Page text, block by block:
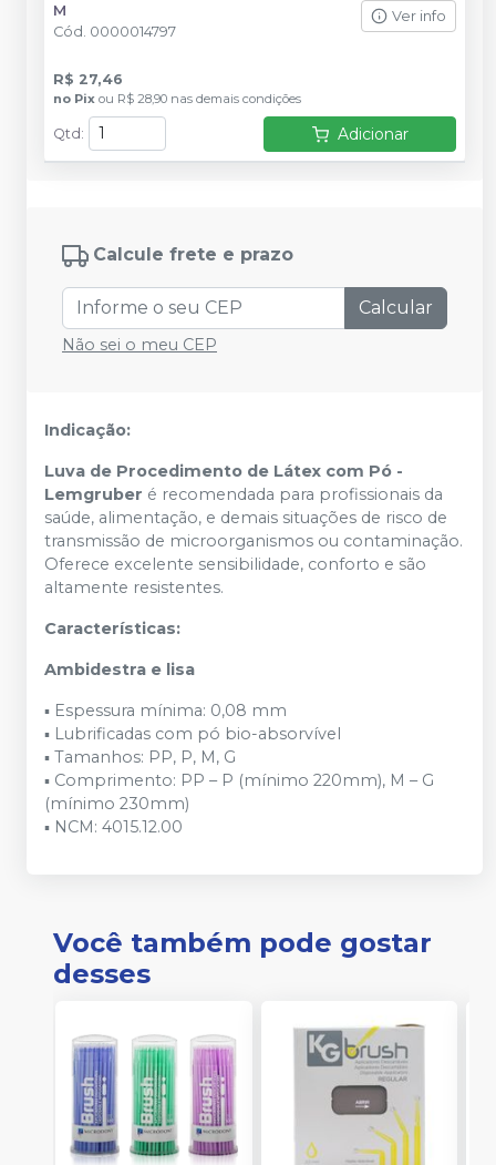
M
Cód. 0000014797
Ver info
R$ 27,46
no Pix ou R$ 28,90 nas demais condições
Qtd : Adicionar
Calcule frete e prazo
Calcular
Não sei o meu CEP
Indicação:
Luva de Procedimento de Látex com Pó -
Lemgruber é recomendada para profissionais da
saúde, alimentação, e demais situações de risco de
transmissão de microorganismos ou contaminação.
Oferece excelente sensibilidade, conforto e são
altamente resistentes.
Características:
Ambidestra e lisa
▪ Espessura mínima: 0,08 mm
▪ Lubrificadas com pó bio-absorvível
▪ Tamanhos: PP, P, M, G
▪ Comprimento: PP – P (mínimo 220mm), M – G
(mínimo 230mm)
▪ NCM: 4015.12.00
Você também pode gostar
desses